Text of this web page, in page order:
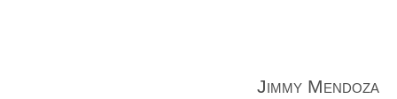
Jimmy Mendoza